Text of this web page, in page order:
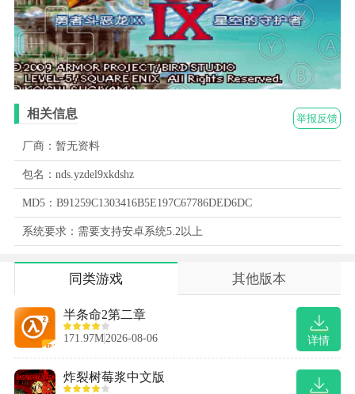
举报反馈
相关信息
厂商：暂无资料
包名：nds.yzdel9xkdshz
MD5：B91259C1303416B5E197C67786DED6DC
系统要求：需要支持安卓系统5.2以上
同类游戏 其他版本
详情
半条命2第二章
171.97M2026-08-06
炸裂树莓浆中文版